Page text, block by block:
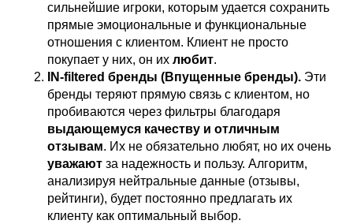
сильнейшие игроки, которым удается сохранить
прямые эмоциональные и функциональные
отношения с клиентом. Клиент не просто
покупает у них, он их любит.
IN-filtered бренды (Впущенные бренды). Эти
бренды теряют прямую связь с клиентом, но
пробиваются через фильтры благодаря
выдающемуся качеству и отличным
отзывам. Их не обязательно любят, но их очень
уважают за надежность и пользу. Алгоритм,
анализируя нейтральные данные (отзывы,
рейтинги), будет постоянно предлагать их
клиенту как оптимальный выбор.